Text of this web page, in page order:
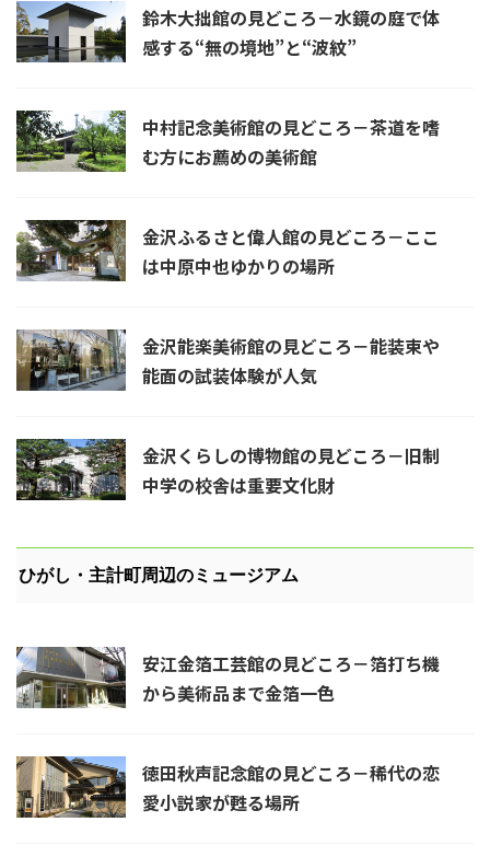
鈴木大拙館の見どころ－水鏡の庭で体
感する“無の境地”と“波紋”
中村記念美術館の見どころ－茶道を嗜
む方にお薦めの美術館
金沢ふるさと偉人館の見どころ－ここ
は中原中也ゆかりの場所
金沢能楽美術館の見どころ－能装束や
能面の試装体験が人気
金沢くらしの博物館の見どころ－旧制
中学の校舎は重要文化財
ひがし・主計町周辺のミュージアム
安江金箔工芸館の見どころ－箔打ち機
から美術品まで金箔一色
徳田秋声記念館の見どころ－稀代の恋
愛小説家が甦る場所